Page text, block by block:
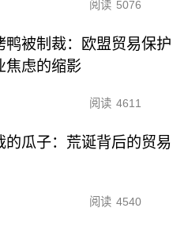
阅读 5076
鸭被制裁：欧盟贸易保护
焦虑的缩影
阅读 4611
的瓜子：荒诞背后的贸易
阅读 4540